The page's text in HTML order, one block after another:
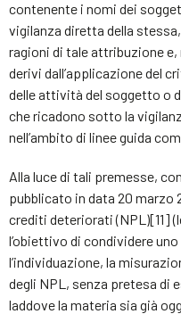
contenente i nomi dei
vigilanza diretta della
ragioni di tale attribuzione
derivi dall’applicazione del
delle attività del soggetto o
che ricadono sotto la
nell’ambito di linee guida
Alla luce di tali premesse,
pubblicato in data 20 marzo
crediti deteriorati (NPL)[11]
l’obiettivo di condividere
l’individuazione, la
degli NPL, senza pretesa di
laddove la materia sia già